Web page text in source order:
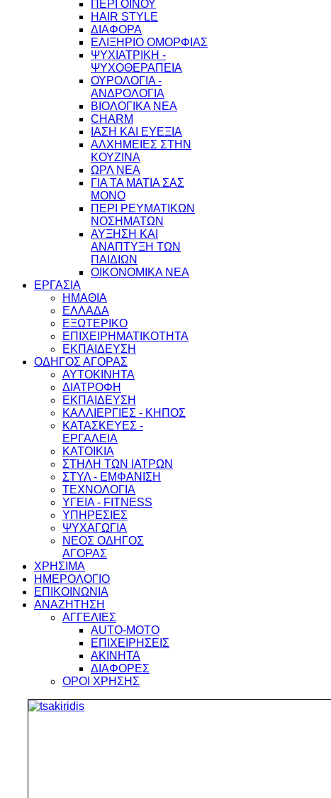
ΠΕΡΙ ΟΙΝΟΥ
HAIR STYLE
ΔΙΑΦΟΡΑ
ΕΛΙΞΗΡΙΟ ΟΜΟΡΦΙΑΣ
ΨΥΧΙΑΤΡΙΚΗ -
ΨΥΧΟΘΕΡΑΠΕΙΑ
ΟΥΡΟΛΟΓΙΑ -
ΑΝΔΡΟΛΟΓΙΑ
ΒΙΟΛΟΓΙΚΑ ΝΕΑ
CHARM
ΙΑΣΗ ΚΑΙ ΕΥΕΞΙΑ
ΑΛΧΗΜΕΙΕΣ ΣΤΗΝ
ΚΟΥΖΙΝΑ
ΩΡΛ ΝEA
ΓΙΑ ΤΑ ΜΑΤΙΑ ΣΑΣ
ΜΟΝΟ
ΠΕΡΙ ΡΕΥΜΑΤΙΚΩΝ
ΝΟΣΗΜΑΤΩΝ
ΑΥΞΗΣΗ ΚΑΙ
ΑΝΑΠΤΥΞΗ ΤΩΝ
ΠΑΙΔΙΩΝ
ΟΙΚΟΝΟΜΙΚΑ ΝΕΑ
ΕΡΓΑΣΙΑ
ΗΜΑΘΙΑ
ΕΛΛΑΔΑ
ΕΞΩΤΕΡΙΚΟ
ΕΠΙΧΕΙΡΗΜΑΤΙΚΟΤΗΤΑ
ΕΚΠΑΙΔΕΥΣΗ
ΟΔΗΓΟΣ ΑΓΟΡΑΣ
ΑΥΤΟΚΙΝΗΤΑ
ΔΙΑΤΡΟΦΗ
ΕΚΠΑΙΔΕΥΣΗ
ΚΑΛΛΙΕΡΓΙΕΣ - ΚΗΠΟΣ
ΚΑΤΑΣΚΕΥΕΣ -
ΕΡΓΑΛΕΙΑ
ΚΑΤΟΙΚΙΑ
ΣΤΗΛΗ ΤΩΝ ΙΑΤΡΩΝ
ΣΤΥΛ - ΕΜΦΑΝΙΣΗ
ΤΕΧΝΟΛΟΓΙΑ
ΥΓΕΙΑ - FITNESS
ΥΠΗΡΕΣΙΕΣ
ΨΥΧΑΓΩΓΙΑ
ΝΕΟΣ ΟΔΗΓΟΣ
ΑΓΟΡΑΣ
ΧΡΗΣΙΜΑ
ΗΜΕΡΟΛΟΓΙΟ
ΕΠΙΚΟΙΝΩΝΙΑ
ΑΝΑΖΗΤΗΣΗ
ΑΓΓΕΛΙΕΣ
AUTO-MOTO
ΕΠΙΧΕΙΡΗΣΕΙΣ
ΑΚΙΝΗΤΑ
ΔΙΑΦΟΡΕΣ
ΟΡΟΙ ΧΡΗΣΗΣ